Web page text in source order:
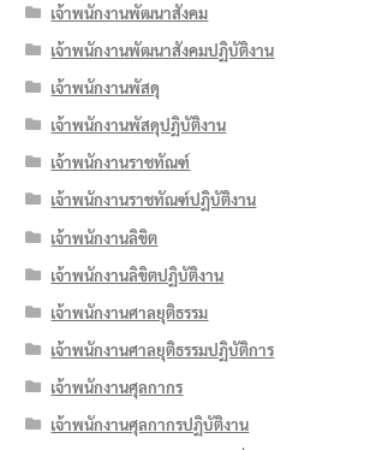
เจ้าพนักงานพัฒนาสังคม
เจ้าพนักงานพัฒนาสังคมปฏิบัติงาน
เจ้าพนักงานพัสดุ
เจ้าพนักงานพัสดุปฏิบัติงาน
เจ้าพนักงานราชทัณฑ์
เจ้าพนักงานราชทัณฑ์ปฏิบัติงาน
เจ้าพนักงานลิขิต
เจ้าพนักงานลิขิตปฏิบัติงาน
เจ้าพนักงานศาลยุติธรรม
เจ้าพนักงานศาลยุติธรรมปฏิบัติการ
เจ้าพนักงานศุลกากร
เจ้าพนักงานศุลกากรปฏิบัติงาน